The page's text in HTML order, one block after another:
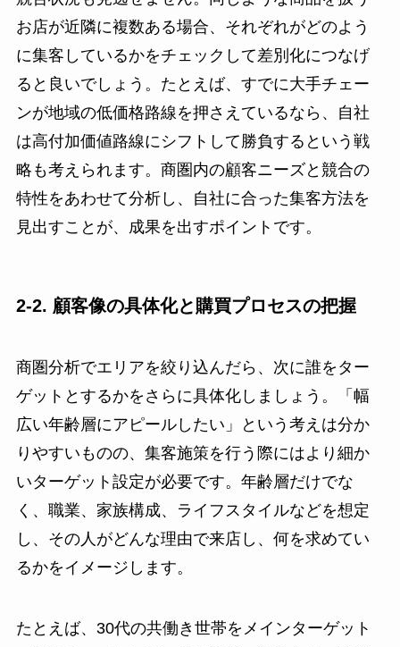
お店が近隣に複数ある場合、それぞれがどのよう
に集客しているかをチェックして差別化につなげ
ると良いでしょう。たとえば、すでに大手チェー
ンが地域の低価格路線を押さえているなら、自社
は高付加価値路線にシフトして勝負するという戦
略も考えられます。商圏内の顧客ニーズと競合の
特性をあわせて分析し、自社に合った集客方法を
見出すことが、成果を出すポイントです。
2-2. 顧客像の具体化と購買プロセスの把握
商圏分析でエリアを絞り込んだら、次に誰をター
ゲットとするかをさらに具体化しましょう。「幅
広い年齢層にアピールしたい」という考えは分か
りやすいものの、集客施策を行う際にはより細か
いターゲット設定が必要です。年齢層だけでな
く、職業、家族構成、ライフスタイルなどを想定
し、その人がどんな理由で来店し、何を求めてい
るかをイメージします。
たとえば、30代の共働き世帯をメインターゲット